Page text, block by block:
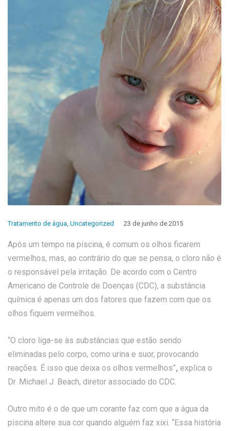
Tratamento de água, Uncategorized 23 de junho de 2015
Após um tempo na piscina, é comum os olhos ficarem
vermelhos, mas, ao contrário do que se pensa, o cloro não é
o responsável pela irritação. De acordo com o Centro
Americano de Controle de Doenças (CDC), a substância
química é apenas um dos fatores que fazem com que os
olhos fiquem vermelhos.
“O cloro liga-se às substâncias que estão sendo
eliminadas pelo corpo, como urina e suor, provocando
reações. É isso que deixa os olhos vermelhos”, explica o
Dr. Michael J. Beach, diretor associado do CDC.
Outro mito é o de que um corante faz com que a água da
piscina altere sua cor quando alguém faz xixi. “Essa história